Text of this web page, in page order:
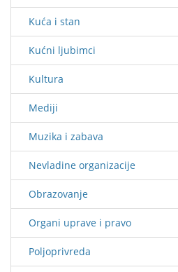
Kuća i stan
Kućni ljubimci
Kultura
Mediji
Muzika i zabava
Nevladine organizacije
Obrazovanje
Organi uprave i pravo
Poljoprivreda